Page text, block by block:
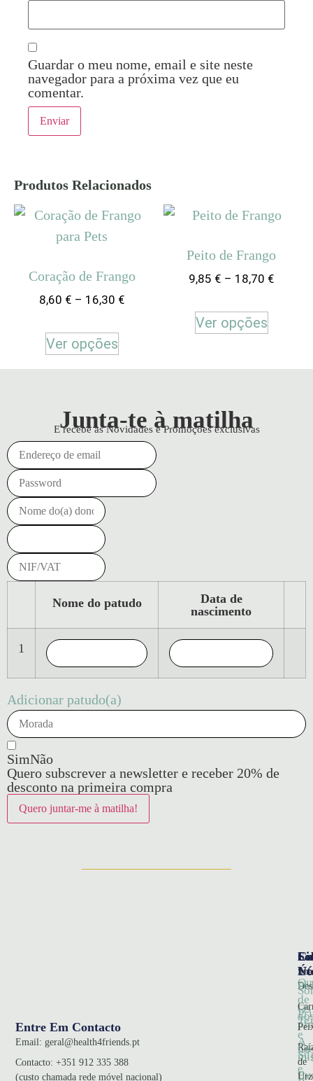
Guardar o meu nome, email e site neste
navegador para a próxima vez que eu
comentar.
Produtos Relacionados
Coração de Frango
8,60 € – 16,30 €
Ver opções
Peito de Frango
9,85 € – 18,70 €
Ver opções
Junta-te à matilha
E recebe as Novidades e Promoções exclusivas
Nome do patudo
Data de
nascimento
1
Adicionar patudo(a)
SimNão
Quero subscrever a newsletter e receber 20% de
desconto na primeira compra
Entre Em Contacto
Email: geral@health4friends.pt
Contacto:+351 912 335 388
(custo chamada rede móvel nacional)
Os
A
de
de
e
e